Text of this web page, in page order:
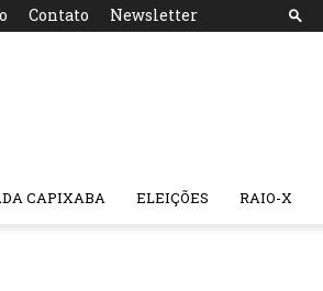
Contato Newsletter
CAPIXABA ELEIÇÕES RAIO-X